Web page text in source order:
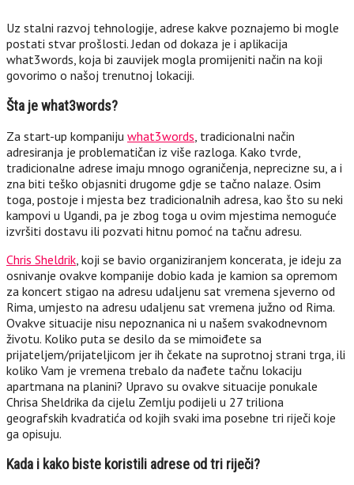
Uz stalni razvoj tehnologije, adrese kakve poznajemo bi mogle
postati stvar prošlosti. Jedan od dokaza je i aplikacija
what3words, koja bi zauvijek mogla promijeniti način na koji
govorimo o našoj trenutnoj lokaciji.
Šta je what3words?
Za start-up kompaniju what3words , tradicionalni način
adresiranja je problematičan iz više razloga. Kako tvrde,
tradicionalne adrese imaju mnogo ograničenja, neprecizne su, a i
zna biti teško objasniti drugome gdje se tačno nalaze. Osim
toga, postoje i mjesta bez tradicionalnih adresa, kao što su neki
kampovi u Ugandi, pa je zbog toga u ovim mjestima nemoguće
izvršiti dostavu ili pozvati hitnu pomoć na tačnu adresu.
Chris Sheldrik , koji se bavio organiziranjem koncerata, je ideju za
osnivanje ovakve kompanije dobio kada je kamion sa opremom
za koncert stigao na adresu udaljenu sat vremena sjeverno od
Rima, umjesto na adresu udaljenu sat vremena južno od Rima.
Ovakve situacije nisu nepoznanica ni u našem svakodnevnom
životu. Koliko puta se desilo da se mimoiđete sa
prijateljem/prijateljicom jer ih čekate na suprotnoj strani trga, ili
koliko Vam je vremena trebalo da nađete tačnu lokaciju
apartmana na planini? Upravo su ovakve situacije ponukale
Chrisa Sheldrika da cijelu Zemlju podijeli u 27 triliona
geografskih kvadratića od kojih svaki ima posebne tri riječi koje
ga opisuju.
Kada i kako biste koristili adrese od tri riječi?